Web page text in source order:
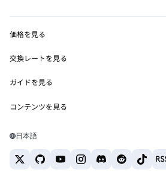
MetaMask Connect
Snaps
Web3サービス
セキュリティ
サポート
キャリア
お問い合わせ
価格を見る
イーサリアムの価格
Solanaの価格
Tetherの価格
交換レートを見る
ETH→USD
USDT→INR
BTC→INR
ETH→USDT
ガイドを見る
ETHの購入
USDTの購入
コンテンツを見る
Solanaウォレット
日本語